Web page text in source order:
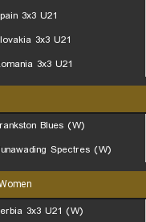
3x3 U21
3x3 U21
3x3 U21
Blues (W)
Spectres (W)
3x3 U21 (W)